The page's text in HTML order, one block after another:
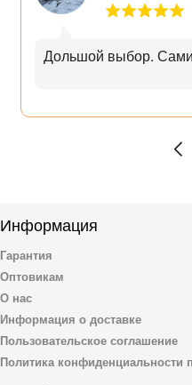
Дольшой выбор.
Информация
Гарантия
Оптовикам
О нас
Информация о доставке
Пользовательское соглашение
Политика